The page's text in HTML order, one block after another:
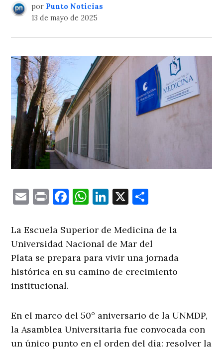
por Punto Noticias
13 de mayo de 2025
EmailPrintFacebook
WhatsApp
LinkedIn
X
La Escuela Superior de Medicina de la
Universidad Nacional de Mar del
Plata se prepara para vivir una jornada
histórica en su camino de crecimiento
institucional.
En el marco del 50° aniversario de la UNMDP,
la Asamblea Universitaria fue convocada con
un único punto en el orden del día: resolver la